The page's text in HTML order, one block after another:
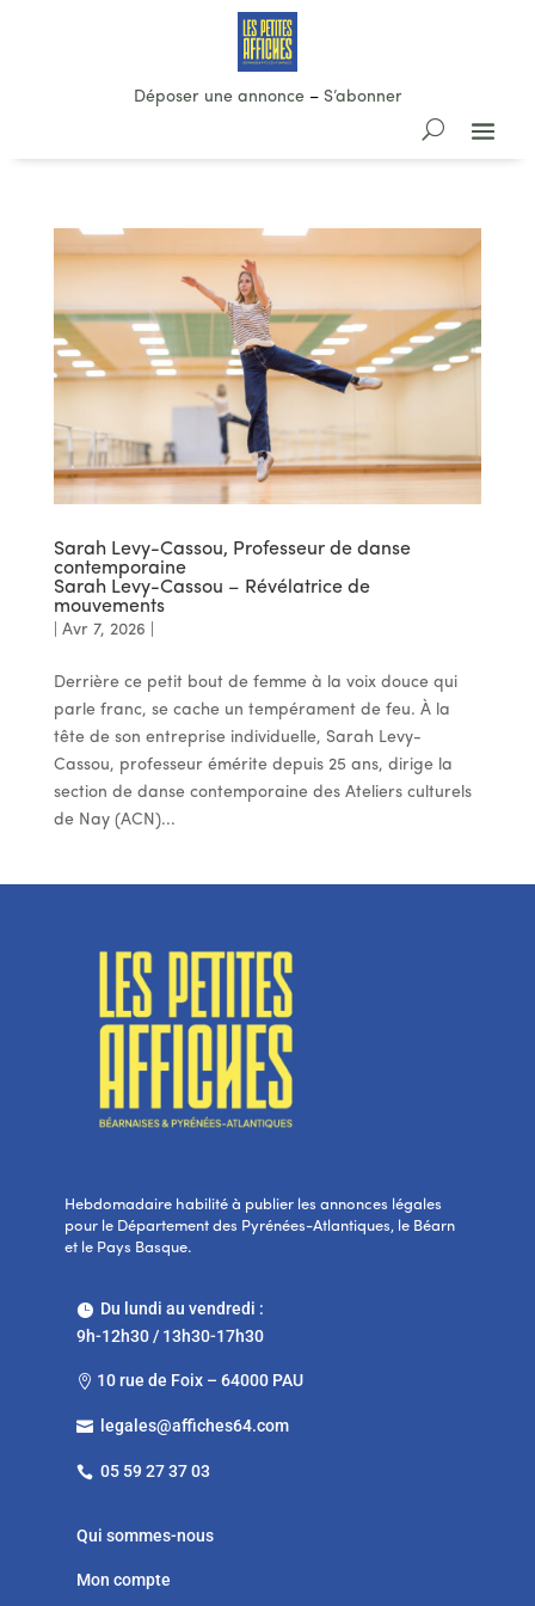
Déposer une annonce– S’abonner
Sarah Levy-Cassou, Professeur de danse
contemporaine
Sarah Levy-Cassou – Révélatrice de
mouvements
Avr 7, 2026
Derrière ce petit bout de femme à la voix douce qui
parle franc, se cache un tempérament de feu. À la
tête de son entreprise individuelle, Sarah Levy-
Cassou, professeur émérite depuis 25 ans, dirige la
section de danse contemporaine des Ateliers culturels
de Nay (ACN)...
Hebdomadaire habilité à publier les annonces légales
pour le Département des Pyrénées-Atlantiques, le Béarn
et le Pays Basque.
Du lundi au vendredi :
9h-12h30 / 13h30-17h30
 10 rue de Foix – 64000 PAU
 legales@affiches64.com
 05 59 27 37 03
Qui sommes-nous
Mon compte